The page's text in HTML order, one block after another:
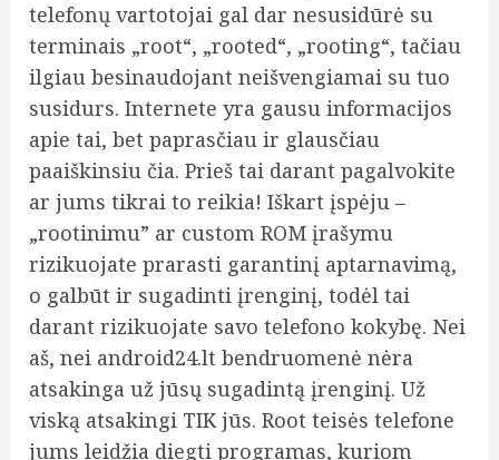
telefonų vartotojai gal dar nesusidūrė su
terminais „root“, „rooted“, „rooting“, tačiau
ilgiau besinaudojant neišvengiamai su tuo
susidurs. Internete yra gausu informacijos
apie tai, bet paprasčiau ir glausčiau
paaiškinsiu čia. Prieš tai darant pagalvokite
ar jums tikrai to reikia! Iškart įspėju –
„rootinimu” ar custom ROM įrašymu
rizikuojate prarasti garantinį aptarnavimą,
o galbūt ir sugadinti įrenginį, todėl tai
darant rizikuojate savo telefono kokybę. Nei
aš, nei android24.lt bendruomenė nėra
atsakinga už jūsų sugadintą įrenginį. Už
viską atsakingi TIK jūs. Root teisės telefone
jums leidžia diegti programas, kuriom